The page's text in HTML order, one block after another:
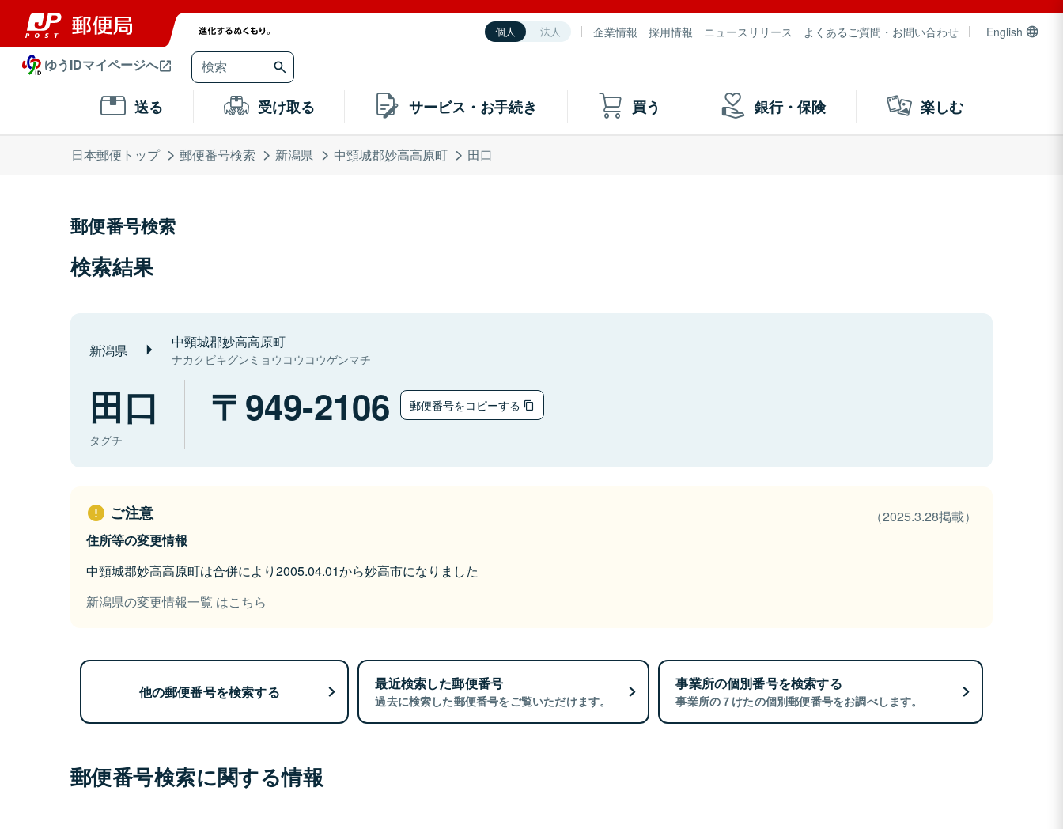
個人 法人 企業情報 採用情報 ニュースリリース よくあるご質問・お問い合わせ English
ゆうIDマイページへ
送る 受け取る サービス・お手続き 買う 銀行・保険 楽しむ
日本郵便トップ 郵便番号検索 新潟県 中頸城郡妙高高原町 田口
郵便番号検索
検索結果
新潟県 中頸城郡妙高高原町
ナカクビキグンミョウコウコウゲンマチ
田口
タグチ
949-2106 郵便番号をコピーする
ご注意
（2025.3.28掲載）
住所等の変更情報
中頸城郡妙高高原町は合併により2005.04.01から妙高市になりました
新潟県の変更情報一覧 はこちら
他の郵便番号を検索する 最近検索した郵便番号
過去に検索した郵便番号をご覧いただけます。
事業所の個別番号を検索する
事業所の７けたの個別郵便番号をお調べします。
郵便番号検索に関する情報